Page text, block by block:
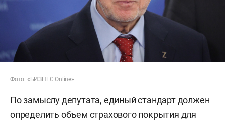
Фото: «БИЗНЕС Online»
По замыслу депутата, единый стандарт должен
определить объем страхового покрытия для